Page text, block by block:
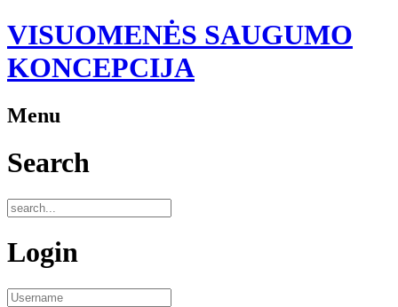
VISUOMENĖS SAUGUMO
KONCEPCIJA
Menu
Search
Login